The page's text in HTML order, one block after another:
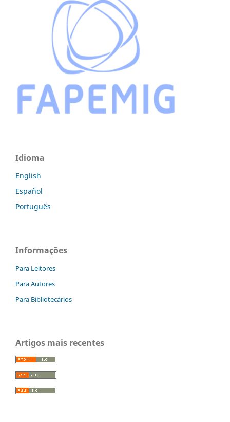
Idioma
English
Español
Português
Informações
Para Leitores
Para Autores
Para Bibliotecários
Artigos mais recentes